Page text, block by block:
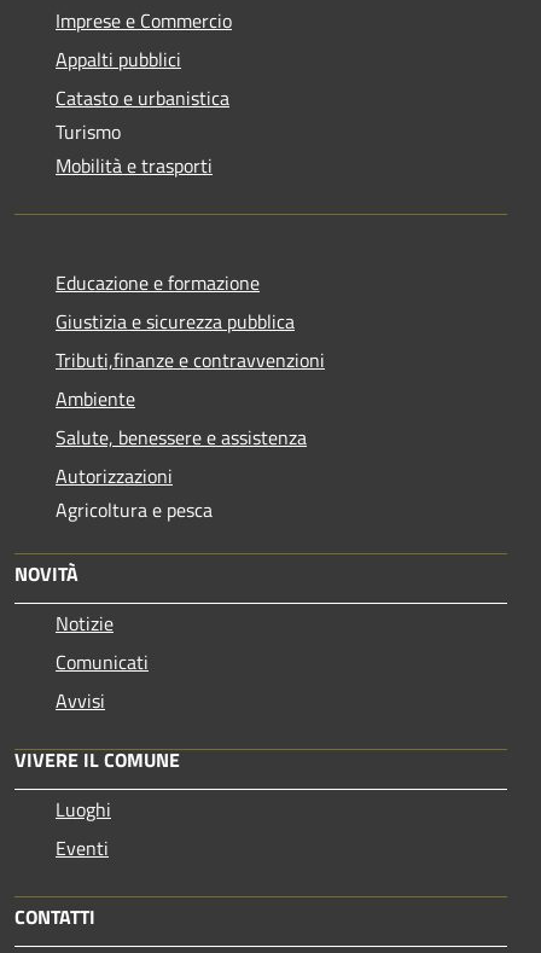
Imprese e Commercio
Appalti pubblici
Catasto e urbanistica
Turismo
Mobilità e trasporti
Educazione e formazione
Giustizia e sicurezza pubblica
Tributi,finanze e contravvenzioni
Ambiente
Salute, benessere e assistenza
Autorizzazioni
Agricoltura e pesca
NOVITÀ
Notizie
Comunicati
Avvisi
VIVERE IL COMUNE
Luoghi
Eventi
CONTATTI